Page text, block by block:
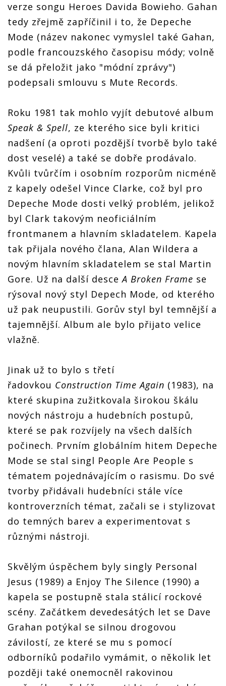
verze songu Heroes Davida Bowieho. Gahan
tedy zřejmě zapříčinil i to, že Depeche
Mode (název nakonec vymyslel také Gahan,
podle francouzského časopisu módy; volně
se dá přeložit jako "módní zprávy")
podepsali smlouvu s Mute Records.
Roku 1981 tak mohlo vyjít debutové album
Speak & Spell, ze kterého sice byli kritici
nadšení (a oproti pozdější tvorbě bylo také
dost veselé) a také se dobře prodávalo.
Kvůli tvůrčím i osobním rozporům nicméně
z kapely odešel Vince Clarke, což byl pro
Depeche Mode dosti velký problém, jelikož
byl Clark takovým neoficiálním
frontmanem a hlavním skladatelem. Kapela
tak přijala nového člana, Alan Wildera a
novým hlavním skladatelem se stal Martin
Gore. Už na další desceA Broken Frame se
rýsoval nový styl Depech Mode, od kterého
už pak neupustili. Gorův styl byl temnější a
tajemnější. Album ale bylo přijato velice
vlažně.
Jinak už to bylo s třetí
řadovkou Construction Time Again (1983), na
které skupina zužitkovala širokou škálu
nových nástroju a hudebních postupů,
které se pak rozvíjely na všech dalších
počinech. Prvním globálním hitem Depeche
Mode se stal singl People Are People s
tématem pojednávajícím o rasismu. Do své
tvorby přidávali hudebníci stále více
kontroverzních témat, začali se i stylizovat
do temných barev a experimentovat s
různými nástroji.
Skvělým úspěchem byly singly Personal
Jesus (1989) a Enjoy The Silence (1990) a
kapela se postupně stala stálicí rockové
scény. Začátkem devedesátých let se Dave
Grahan potýkal se silnou drogovou
závilostí, ze které se mu s pomocí
odborníků podařilo vymámit, o několik let
později také onemocněl rakovinou